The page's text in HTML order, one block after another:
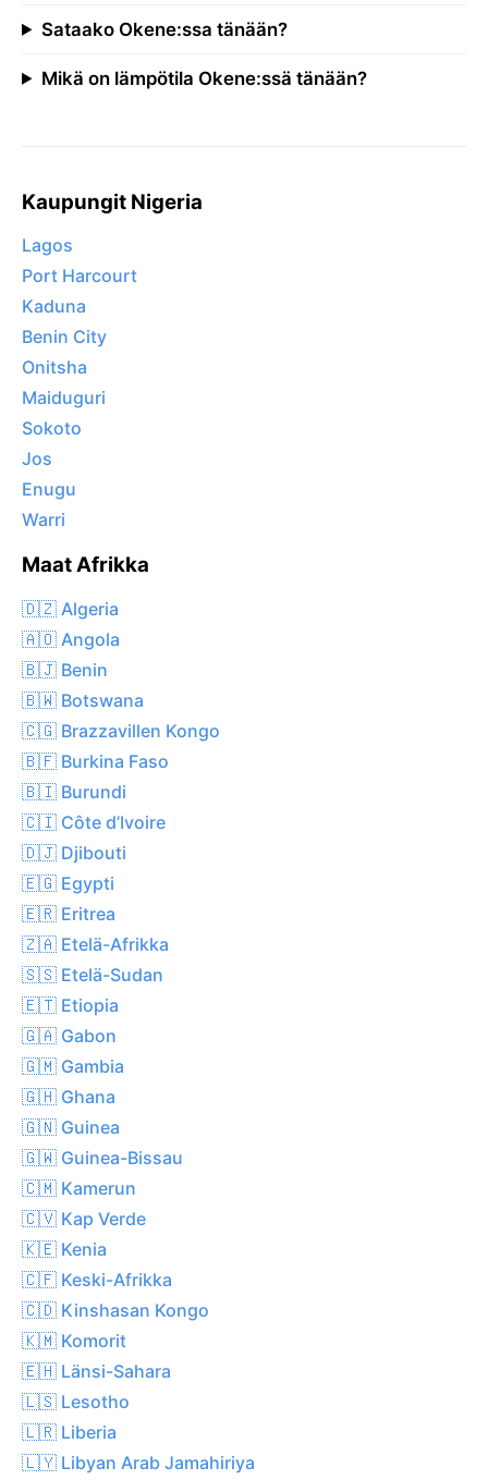
Sataako Okene:ssa tänään?
Mikä on lämpötila Okene:ssä tänään?
Kaupungit Nigeria
Lagos
Port Harcourt
Kaduna
Benin City
Onitsha
Maiduguri
Sokoto
Jos
Enugu
Warri
Maat Afrikka
🇩🇿 Algeria
🇦🇴 Angola
🇧🇯 Benin
🇧🇼 Botswana
🇨🇬 Brazzavillen Kongo
🇧🇫 Burkina Faso
🇧🇮 Burundi
🇨🇮 Côte d’Ivoire
🇩🇯 Djibouti
🇪🇬 Egypti
🇪🇷 Eritrea
🇿🇦 Etelä-Afrikka
🇸🇸 Etelä-Sudan
🇪🇹 Etiopia
🇬🇦 Gabon
🇬🇲 Gambia
🇬🇭 Ghana
🇬🇳 Guinea
🇬🇼 Guinea-Bissau
🇨🇲 Kamerun
🇨🇻 Kap Verde
🇰🇪 Kenia
🇨🇫 Keski-Afrikka
🇨🇩 Kinshasan Kongo
🇰🇲 Komorit
🇪🇭 Länsi-Sahara
🇱🇸 Lesotho
🇱🇷 Liberia
🇱🇾 Libyan Arab Jamahiriya